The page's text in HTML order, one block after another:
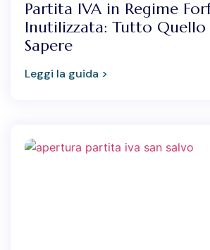
Partita IVA in Regime
Inutilizzata: Tutto Quello
Sapere
Leggi la guida >